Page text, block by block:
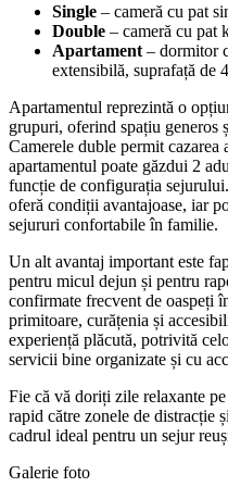
Single – cameră cu pat
Double – cameră cu pat
Apartament – dormitor
extensibilă, suprafață de
Apartamentul reprezintă o
grupuri, oferind spațiu generos
Camerele duble permit
apartamentul poate găzdui 2
funcție de configurația
oferă condiții avantajoase, iar
sejururi confortabile în familie.
Un alt avantaj important este
pentru micul dejun și pentru
confirmate frecvent de oaspeți
primitoare, curățenia și
experiență plăcută, potrivită
servicii bine organizate și cu
Fie că vă doriți zile relaxante
rapid către zonele de distracție
cadrul ideal pentru un sejur
Galerie foto